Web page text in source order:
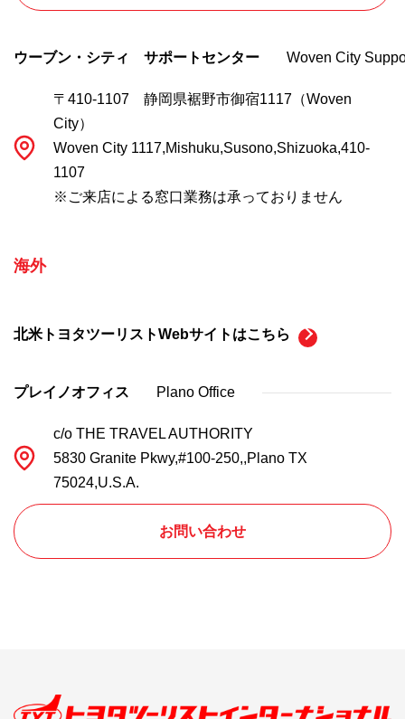
ウーブン・シティ サポートセンター Woven City
〒410-1107 静岡県裾野市御宿1117（Woven
City）
Woven City 1117,Mishuku,Susono,Shizuoka,410-
1107
※ご来店による窓口業務は承っておりません
海外
北米トヨタツーリストWebサイトはこちら
プレイノオフィス Plano Office
c/o THE TRAVEL AUTHORITY
5830 Granite Pkwy,#100-250,,Plano TX
75024,U.S.A.
お問い合わせ